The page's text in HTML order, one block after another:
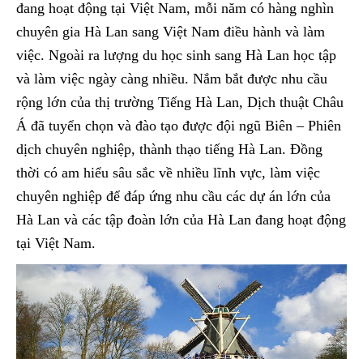
đang hoạt động tại Việt Nam, mỗi năm có hàng nghìn
chuyên gia Hà Lan sang Việt Nam điều hành và làm
việc. Ngoài ra lượng du học sinh sang Hà Lan học tập
và làm việc ngày càng nhiều. Nắm bắt được nhu cầu
rộng lớn của thị trường Tiếng Hà Lan, Dịch thuật Châu
Á đã tuyển chọn và đào tạo được đội ngũ Biên – Phiên
dịch chuyên nghiệp, thành thạo tiếng Hà Lan. Đồng
thời có am hiểu sâu sắc về nhiều lĩnh vực, làm việc
chuyên nghiệp để đáp ứng nhu cầu các dự án lớn của
Hà Lan và các tập đoàn lớn của Hà Lan đang hoạt động
tại Việt Nam.